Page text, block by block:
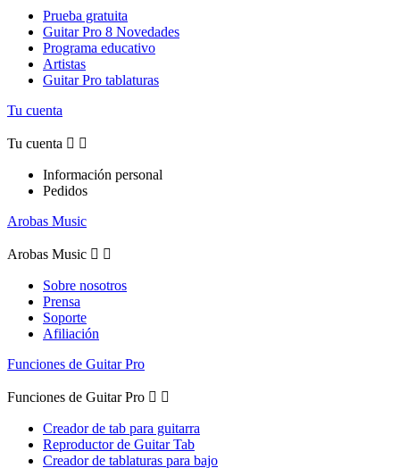
Prueba gratuita
Guitar Pro 8 Novedades
Programa educativo
Artistas
Guitar Pro tablaturas
Tu cuenta
Tu cuenta  
Información personal
Pedidos
Arobas Music
Arobas Music  
Sobre nosotros
Prensa
Soporte
Afiliación
Funciones de Guitar Pro
Funciones de Guitar Pro  
Creador de tab para guitarra
Reproductor de Guitar Tab
Creador de tablaturas para bajo